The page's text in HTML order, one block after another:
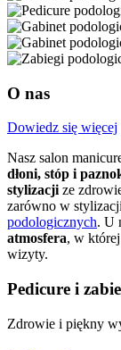
O nas
Dowiedz się więcej
Nasz salon
dłoni, stóp i
stylizacji ze
zarówno w
podologicznych. U
atmosfera, w
wizyty.
Pedicure i
Zdrowie i piękny